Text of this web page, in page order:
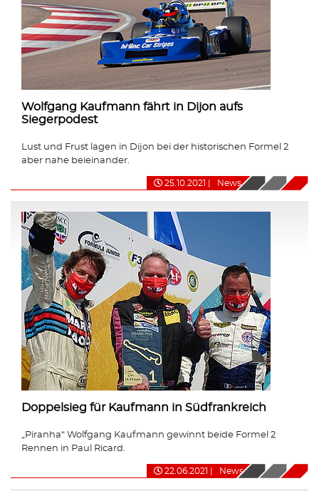
Wolfgang Kaufmann fährt in Dijon aufs
Siegerpodest
Lust und Frust lagen in Dijon bei der historischen Formel 2
aber nahe beieinander.
25.10.2021 News
Doppelsieg für Kaufmann in Südfrankreich
„Piranha“ Wolfgang Kaufmann gewinnt beide Formel 2
Rennen in Paul Ricard.
22.06.2021 News